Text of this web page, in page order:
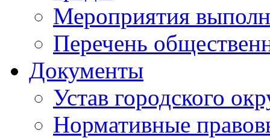
Мероприятия
Перечень
Документы
Устав городского
Нормативные